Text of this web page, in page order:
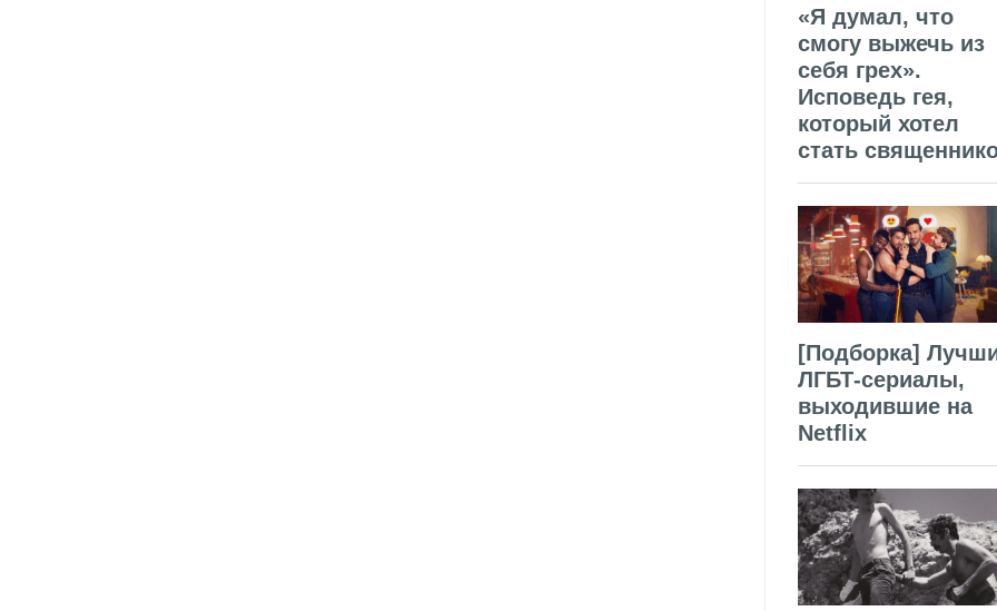
«Я думал, что
смогу выжечь из
себя грех».
Исповедь гея,
который хотел
стать
[Подборка]
ЛГБТ-сериалы,
выходившие на
Netflix